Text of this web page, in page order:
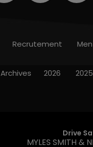
Drive
MYLES SMITH &
Recrutement
Archives 2026 2025